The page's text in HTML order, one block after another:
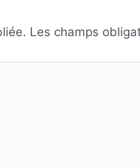
Les champs